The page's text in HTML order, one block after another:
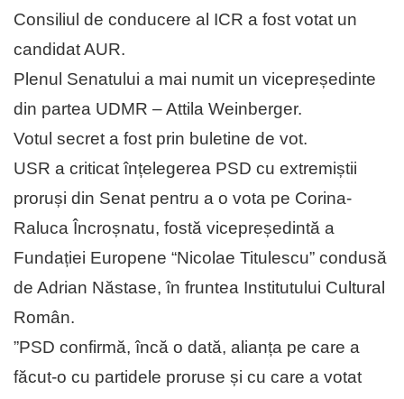
Consiliul de conducere al ICR a fost votat un
candidat AUR.
Plenul Senatului a mai numit un vicepreședinte
din partea UDMR – Attila Weinberger.
Votul secret a fost prin buletine de vot.
USR a criticat înțelegerea PSD cu extremiștii
proruși din Senat pentru a o vota pe Corina-
Raluca Încroșnatu, fostă vicepreședintă a
Fundației Europene “Nicolae Titulescu” condusă
de Adrian Năstase, în fruntea Institutului Cultural
Român.
”PSD confirmă, încă o dată, alianța pe care a
făcut-o cu partidele proruse și cu care a votat